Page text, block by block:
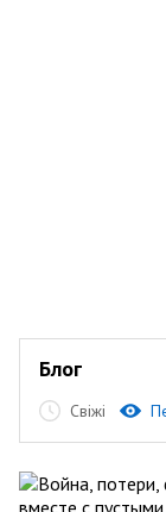
Блог
Свіжі